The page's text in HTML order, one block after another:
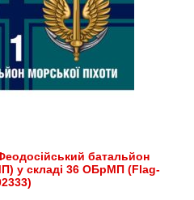
батальйон
у складі 36 ОБрМП (Flag-